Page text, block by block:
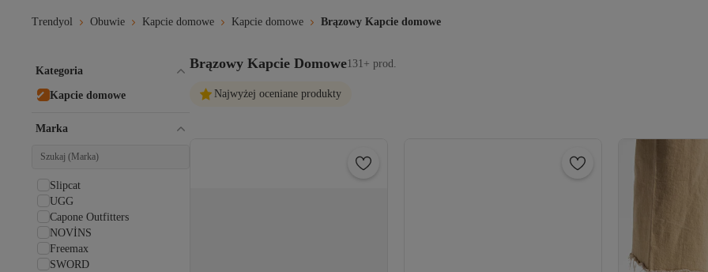
Trendyol Obuwie Kapcie domowe Kapcie domowe Brązowy Kapcie domowe
Brązowy Kapcie Domowe131+ prod.
Najwyżej oceniane produkty
Kategoria
Kapcie domowe
Marka
Slipcat
UGG
Capone Outfitters
NOVİNS
Freemax
SWORD